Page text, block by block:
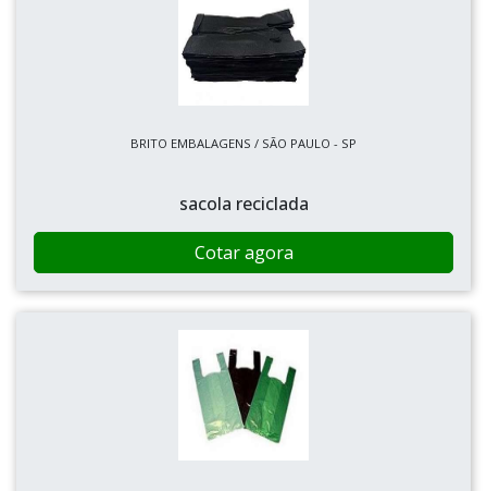
BRITO EMBALAGENS / SÃO PAULO - SP
sacola reciclada
Cotar agora